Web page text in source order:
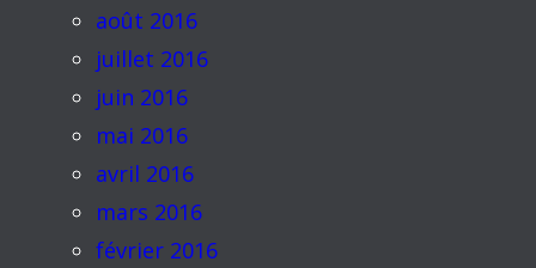
août 2016
juillet 2016
juin 2016
mai 2016
avril 2016
mars 2016
février 2016